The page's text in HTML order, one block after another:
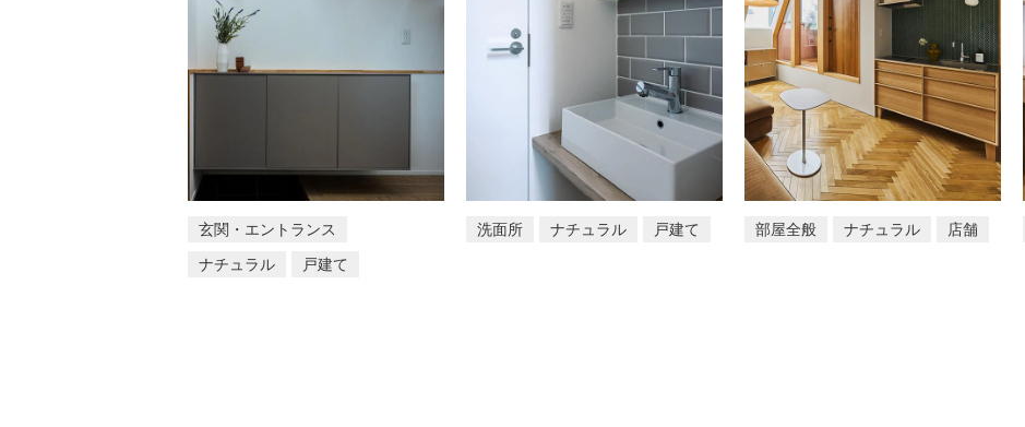
玄関・エントランス
ナチュラル
戸建て
洗面所 ナチュラル 戸建て 部屋全般 ナチュラル 店舗